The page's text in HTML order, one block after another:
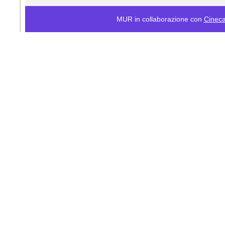
MUR in collaborazione con